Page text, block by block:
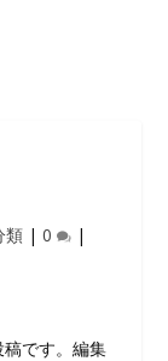
類 | 0 |
です。編集